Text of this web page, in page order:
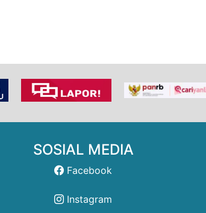
SOSIAL MEDIA
Facebook
Instagram